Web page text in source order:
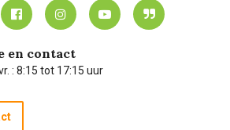
en contact
: 8:15 tot 17:15 uur